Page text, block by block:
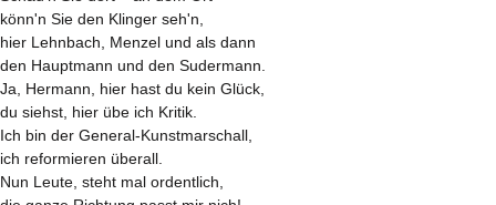
könn'n Sie den Klinger seh'n,
hier Lehnbach, Menzel und als dann
den Hauptmann und den Sudermann.
Ja, Hermann, hier hast du kein Glück,
du siehst, hier übe ich Kritik.
Ich bin der General-Kunstmarschall,
ich reformieren überall.
Nun Leute, steht mal ordentlich,